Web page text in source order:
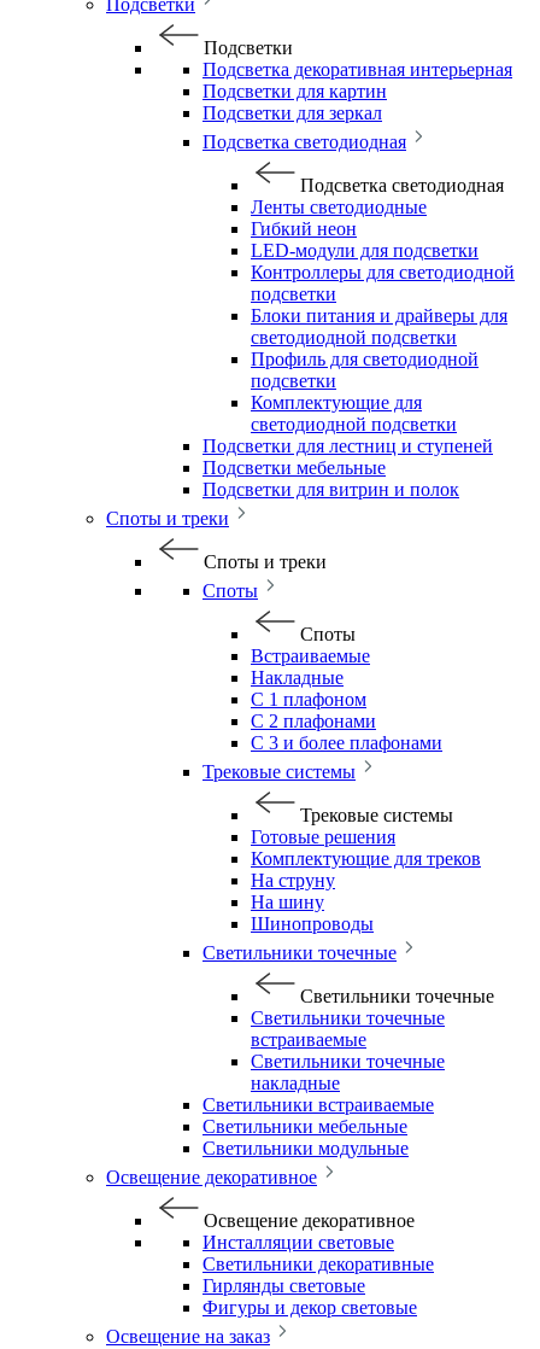
Подсветки
Подсветки
Подсветка декоративная интерьерная
Подсветки для картин
Подсветки для зеркал
Подсветка светодиодная
Подсветка светодиодная
Ленты светодиодные
Гибкий неон
LED-модули для подсветки
Контроллеры для светодиодной
подсветки
Блоки питания и драйверы для
светодиодной подсветки
Профиль для светодиодной
подсветки
Комплектующие для
светодиодной подсветки
Подсветки для лестниц и ступеней
Подсветки мебельные
Подсветки для витрин и полок
Споты и треки
Споты и треки
Споты
Споты
Встраиваемые
Накладные
С 1 плафоном
С 2 плафонами
С 3 и более плафонами
Трековые системы
Трековые системы
Готовые решения
Комплектующие для треков
На струну
На шину
Шинопроводы
Светильники точечные
Светильники точечные
Светильники точечные
встраиваемые
Светильники точечные
накладные
Светильники встраиваемые
Светильники мебельные
Светильники модульные
Освещение декоративное
Освещение декоративное
Инсталляции световые
Светильники декоративные
Гирлянды световые
Фигуры и декор световые
Освещение на заказ